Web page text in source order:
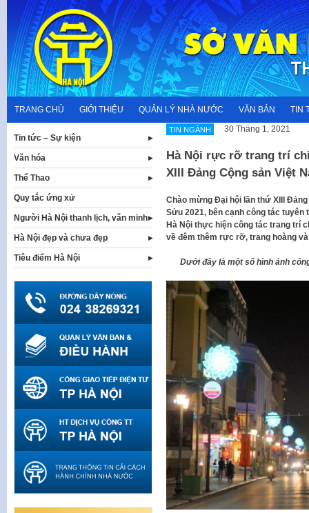
content
TRANG CHỦ GIỚI THIỆU QUẢN LÝ NHÀ NƯỚC VĂN BẢN TIN
TIN NGÀNH 30 Tháng 1, 2021
Hà Nội rực rỡ trang trí
XIII Đảng Cộng sản Việt
Chào mừng Đại hội lần thứ XIII
Sửu 2021, bên cạnh công tác tuyên
Hà Nội thực hiện công tác trang trí
về đêm thêm rực rỡ, trang hoàng và
Dưới đây là một số hình ảnh
Tin tức – Sự kiện
Văn hóa
Thể Thao
Quy tắc ứng xử
Người Hà Nội thanh lịch, văn minh
Hà Nội đẹp và chưa đẹp
Tiêu điểm Hà Nội